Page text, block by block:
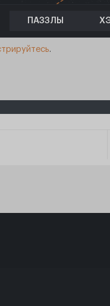
ПАЗЗЛЫ
.